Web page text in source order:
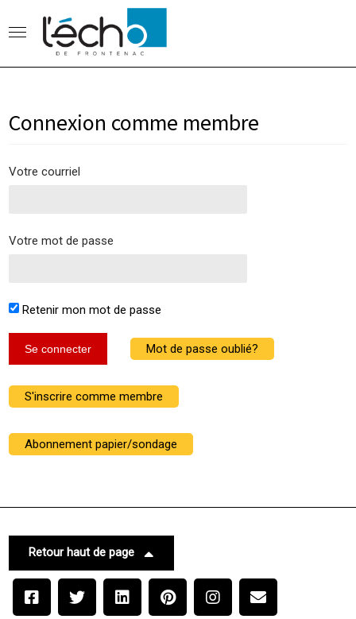
Connexion comme membre
Votre courriel
Votre mot de passe
Retenir mon mot de passe
Se connecter Mot de passe oublié?
S'inscrire comme membre
Abonnement papier/sondage
Retour haut de page